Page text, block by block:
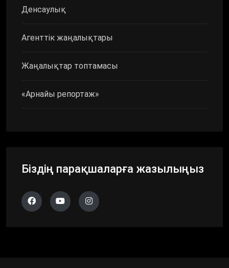
Денсаулық
Агенттік жаңалықтары
Жаңалықтар топтамасы
«Арнайы репортаж»
Біздің парақшаларға жазылыңыз